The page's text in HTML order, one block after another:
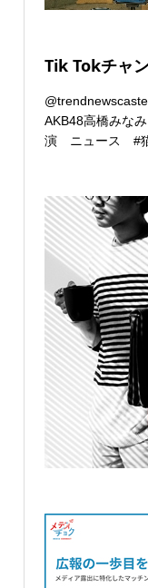
Tik Tokチャ
AKB48高橋みな
演 ニュース#